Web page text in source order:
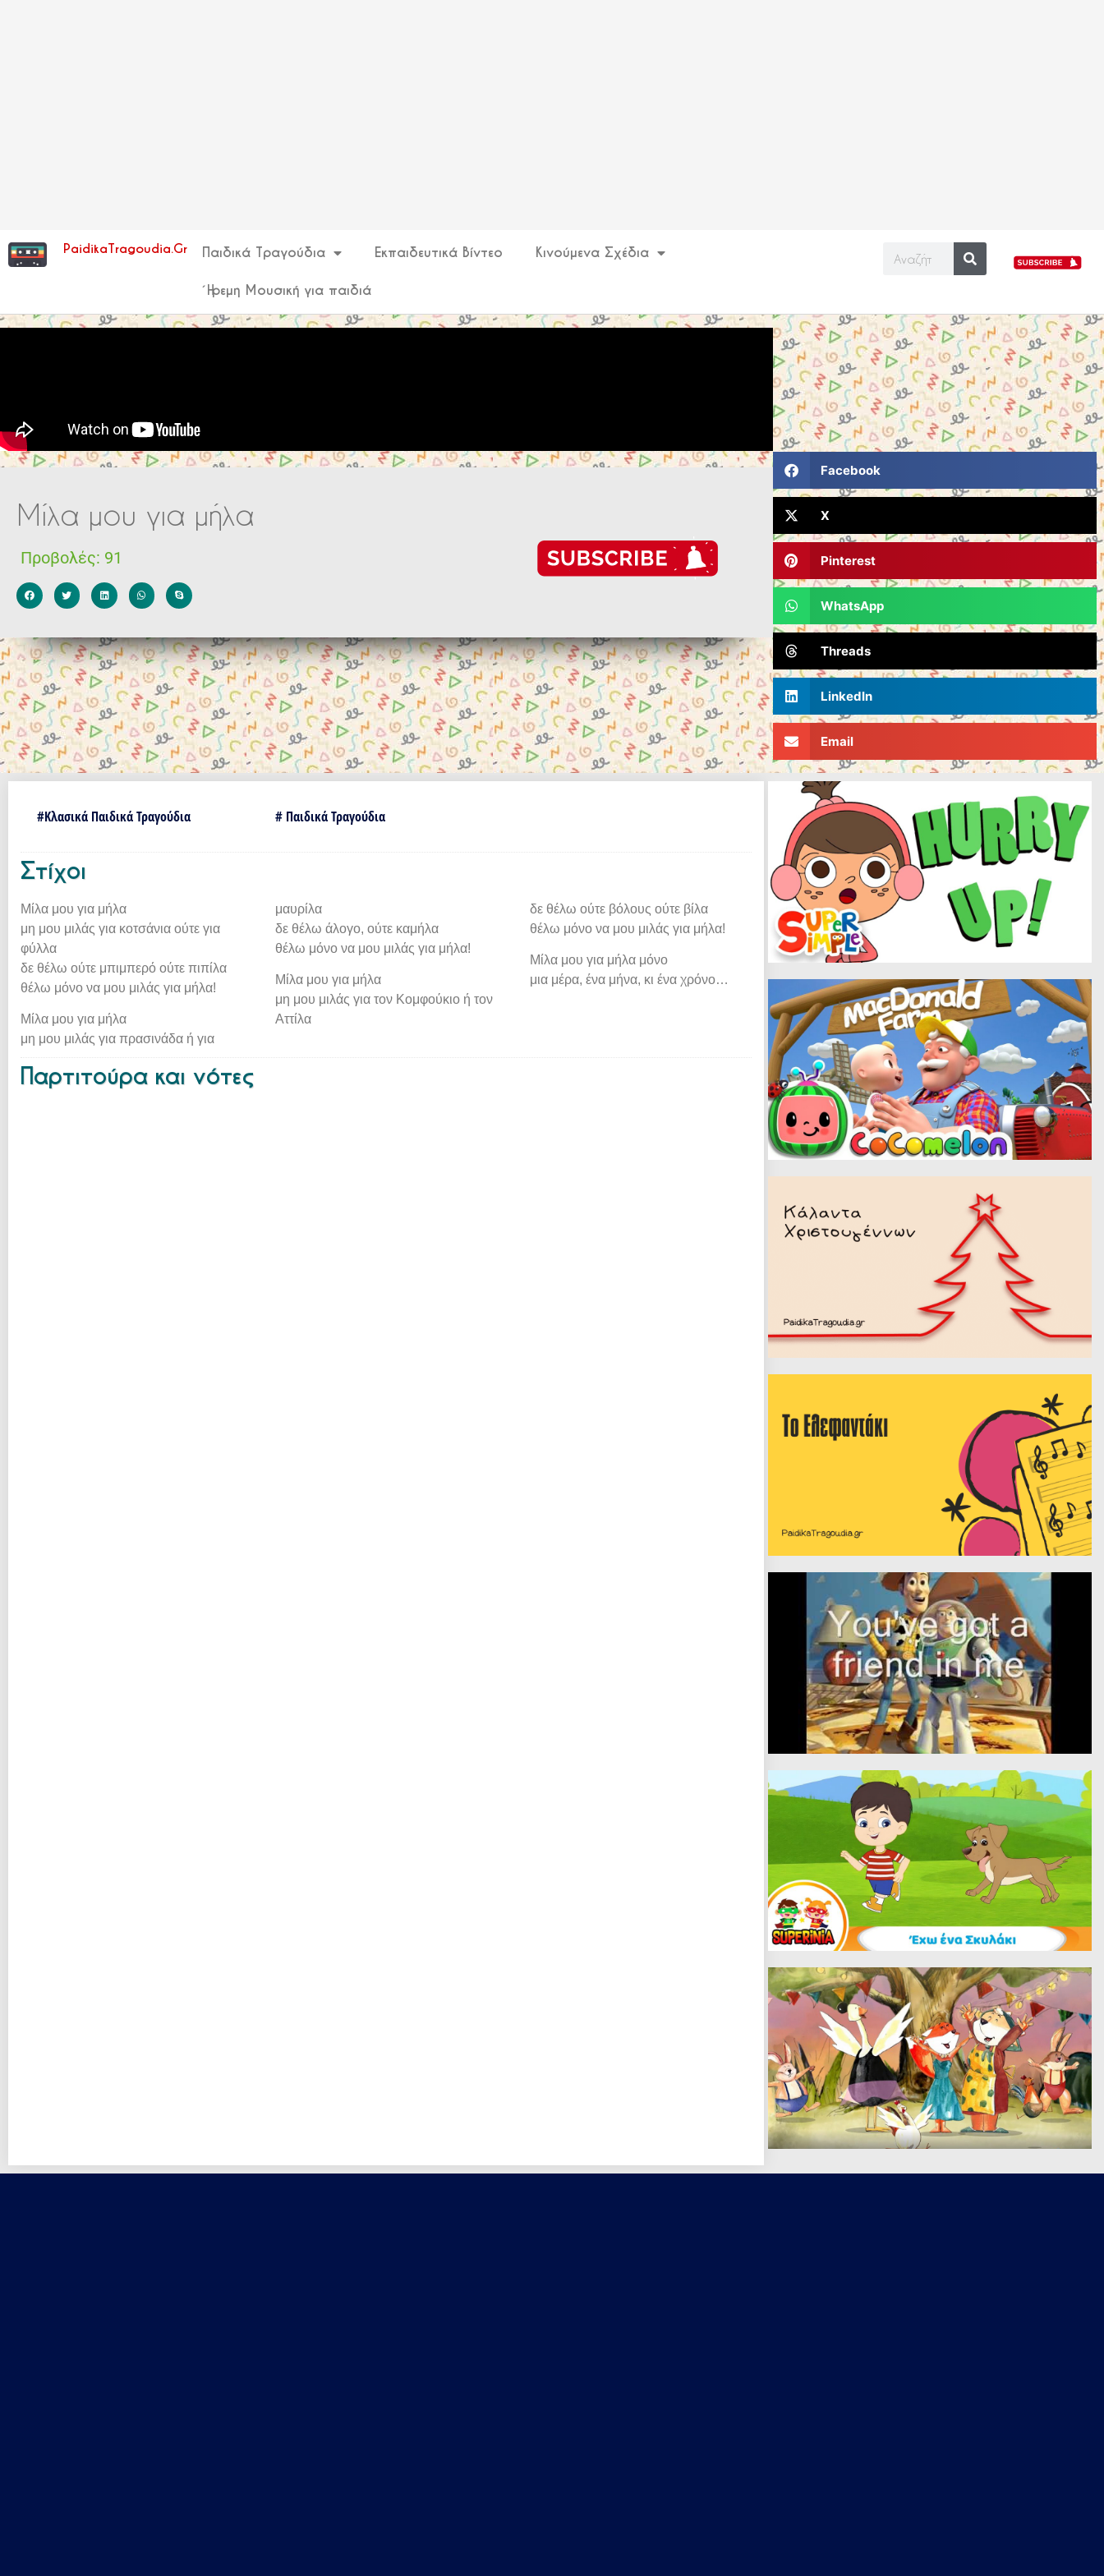
PaidikaTragoudia.Gr Παιδικά Τραγούδια Εκπαιδευτικά Βίντεο Κινούμενα Σχέδια
Ήρεμη Μουσική για παιδιά
Μίλα μου για μήλα
Προβολές: 91
Facebook
X
Pinterest
WhatsApp
Threads
LinkedIn
Email
#Κλασικά Παιδικά Τραγούδια # Παιδικά Τραγούδια
Στίχοι
Μίλα μου για μήλα
μη μου μιλάς για κοτσάνια ούτε για
φύλλα
δε θέλω ούτε μπιμπερό ούτε πιπίλα
θέλω μόνο να μου μιλάς για μήλα!
Μίλα μου για μήλα
μη μου μιλάς για πρασινάδα ή για
μαυρίλα
δε θέλω άλογο, ούτε καμήλα
θέλω μόνο να μου μιλάς για μήλα!
Μίλα μου για μήλα
μη μου μιλάς για τον Κομφούκιο ή τον
Αττίλα
δε θέλω ούτε βόλους ούτε βίλα
θέλω μόνο να μου μιλάς για μήλα!
Μίλα μου για μήλα μόνο
μια μέρα, ένα μήνα, κι ένα χρόνο…
Παρτιτούρα και νότες